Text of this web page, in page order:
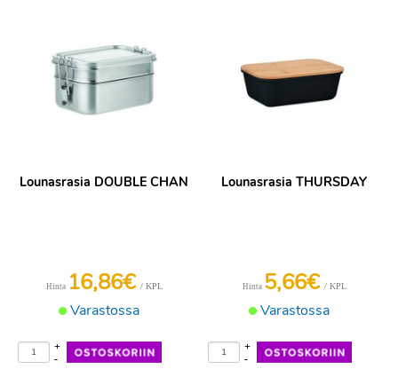
Lounasrasia DOUBLE CHAN
Varastossa
Hinta 16,86€ / KPL
-
+
Lounasrasia THURSDAY
Varastossa
Hinta 5,66€ / KPL
-
+